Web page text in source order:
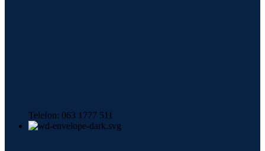
Telefon: 063 1777 511